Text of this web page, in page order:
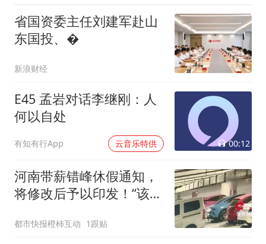
省国资委主任刘建军赴山
东国投、�
新浪财经
E45 孟岩对话李继刚：人
何以自处
有知有行App 云音乐特供 00:12
河南带薪错峰休假通知，
将修改后予以印发！“该文
审签不规范”
都市快报橙柿互动 1跟贴